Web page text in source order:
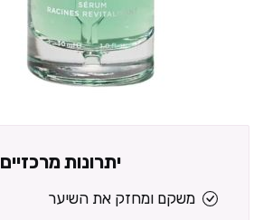
יתרונות מרכזיים
משקם ומחזק את השיער